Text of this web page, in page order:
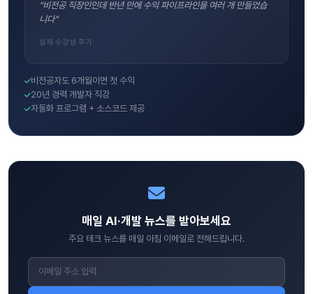
"비전공 직장인인데 반년 만에 수익 파이프라인을 여러 개 만들었습
니다"
실제 수강생 후기
비전공자도 6개월이면 첫 수익
20년 경력 개발자 직강
자동화 프로그램 + 소스코드 제공
매일 AI·개발 뉴스를 받아보세요
주요 테크 뉴스를 매일 아침 이메일로 전해드립니다.